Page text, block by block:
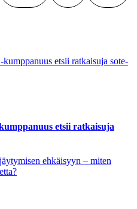
etsii ratkaisuja